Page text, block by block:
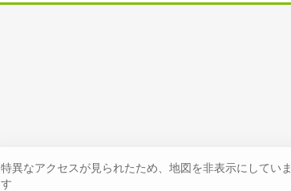
特異なアクセスが見られたため、地図を非表示にしていま
す